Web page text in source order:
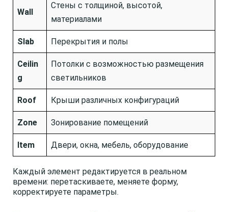
Wall
Стены с толщиной, высотой,
материалами
Slab Перекрытия и полы
Ceilin
g
Потолки с возможностью размещения
светильников
Roof Крыши различных конфигураций
Zone Зонирование помещений
Item Двери, окна, мебель, оборудование
Каждый элемент редактируется в реальном
времени: перетаскиваете, меняете форму,
корректируете параметры.